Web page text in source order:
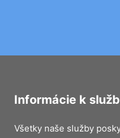
Informácie k
Všetky naše služby